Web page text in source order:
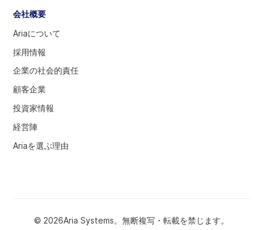
会社概要
Ariaについて
採用情報
企業の社会的責任
顧客企業
投資家情報
経営陣
Ariaを選ぶ理由
© 2026Aria Systems。無断複写・転載を禁じます。